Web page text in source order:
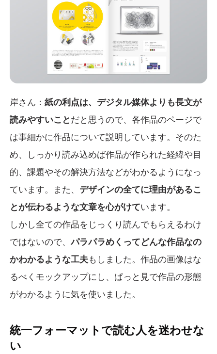
岸さん： 紙の利点は、デジタル媒体よりも長文が
読みやすいことだと思うので、各作品のページで
は事細かに作品について説明しています。そのた
め、しっかり読み込めば作品が作られた経緯や目
的、課題やその解決方法などがわかるようになっ
ています。また、 デザインの全てに理由があるこ
とが伝わるような文章を心がけています。
しかし全ての作品をじっくり読んでもらえるわけ
ではないので、パラパラめくってどんな作品なの
かわかるような工夫もしました。作品の画像はな
るべくモックアップにし、ぱっと見で作品の形態
がわかるように気を使いました。
統一フォーマットで読む人を迷わせな
い